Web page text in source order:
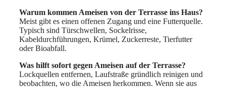
Warum kommen Ameisen von der Terrasse ins Haus?
Meist gibt es einen offenen Zugang und eine Futterquelle.
Typisch sind Türschwellen, Sockelrisse,
Kabeldurchführungen, Krümel, Zuckerreste, Tierfutter
oder Bioabfall.
Was hilft sofort gegen Ameisen auf der Terrasse?
Lockquellen entfernen, Laufstraße gründlich reinigen und
beobachten, wo die Ameisen herkommen. Wenn sie aus